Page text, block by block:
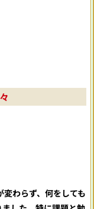
わらず、何をしても